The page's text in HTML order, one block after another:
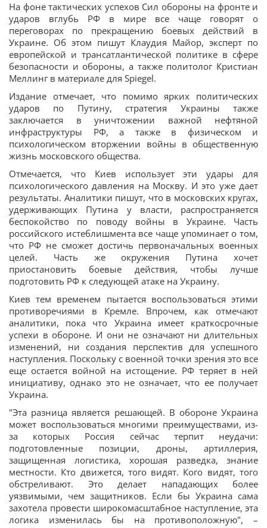
На фоне тактических успехов Сил обороны на фронте и
ударов вглубь РФ в мире все чаще говорят о
переговорах по прекращению боевых действий в
Украине. Об этом пишут Клаудия Майор, эксперт по
европейской и трансатлантической политике в сфере
безопасности и обороны, а также политолог Кристиан
Меллинг в материале для Spiegel.
Издание отмечает, что помимо ярких политических
ударов по Путину, стратегия Украины также
заключается в уничтожении важной нефтяной
инфраструктуры РФ, а также в физическом и
психологическом вторжении войны в общественную
жизнь московского общества.
Отмечается, что Киев использует эти удары для
психологического давления на Москву. И это уже дает
результаты. Аналитики пишут, что в московских кругах,
удерживающих Путина у власти, распространяется
беспокойство по поводу войны в Украине. Часть
российского истеблишмента все чаще упоминает о том,
что РФ не сможет достичь первоначальных военных
целей. Часть же окружения Путина хочет
приостановить боевые действия, чтобы лучше
подготовить РФ к следующей атаке на Украину.
Киев тем временем пытается воспользоваться этими
противоречиями в Кремле. Впрочем, как отмечают
аналитики, пока что Украина имеет краткосрочные
успехи в обороне. И они не означают ни длительных
изменений, ни создания перспектив для успешного
наступления. Поскольку с военной точки зрения это все
еще остается войной на истощение. РФ теряет в ней
инициативу, однако это не означает, что ее получает
Украина.
"Эта разница является решающей. В обороне Украина
может воспользоваться многими преимуществами, из-
за которых Россия сейчас терпит неудачи:
подготовленные позиции, дроны, артиллерия,
защищенная логистика, хорошая разведка, знание
местности. Кто движется, того видят. Кого видят, того
обстреливают. Это делает нападающих более
уязвимыми, чем защитников. Если бы Украина сама
захотела провести широкомасштабное наступление, эта
логика изменилась бы на противоположную", –